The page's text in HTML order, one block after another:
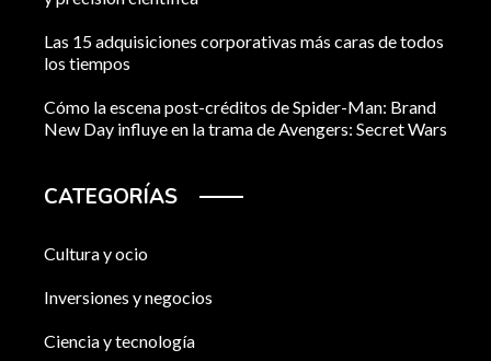
Las 15 adquisiciones corporativas más caras de todos
los tiempos
Cómo la escena post-créditos de Spider-Man: Brand
New Day influye en la trama de Avengers: Secret Wars
CATEGORÍAS
Cultura y ocio
Inversiones y negocios
Ciencia y tecnología